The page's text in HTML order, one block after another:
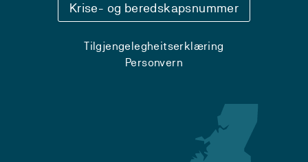
Krise- og beredskapsnummer
Tilgjengelegheitserklæring
Personvern